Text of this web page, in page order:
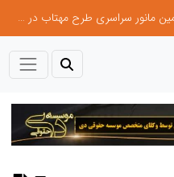
جمع‌آوری 183 برق غیرمجاز در شانزدهمین مانور سراسری طرح مهتاب در استان تهران